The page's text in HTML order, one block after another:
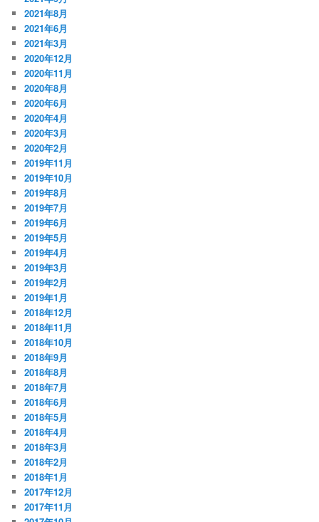
2021年8月
2021年6月
2021年3月
2020年12月
2020年11月
2020年8月
2020年6月
2020年4月
2020年3月
2020年2月
2019年11月
2019年10月
2019年8月
2019年7月
2019年6月
2019年5月
2019年4月
2019年3月
2019年2月
2019年1月
2018年12月
2018年11月
2018年10月
2018年9月
2018年8月
2018年7月
2018年6月
2018年5月
2018年4月
2018年3月
2018年2月
2018年1月
2017年12月
2017年11月